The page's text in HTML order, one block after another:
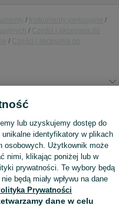
Kup
lub uzyskujemy dostęp do
identyfikatory w plikach
osobowych. Użytkownik może
nimi, klikając poniżej lub w
prywatności. Te wybory będą
będą miały wpływu na dane
Prywatności
dane w celu